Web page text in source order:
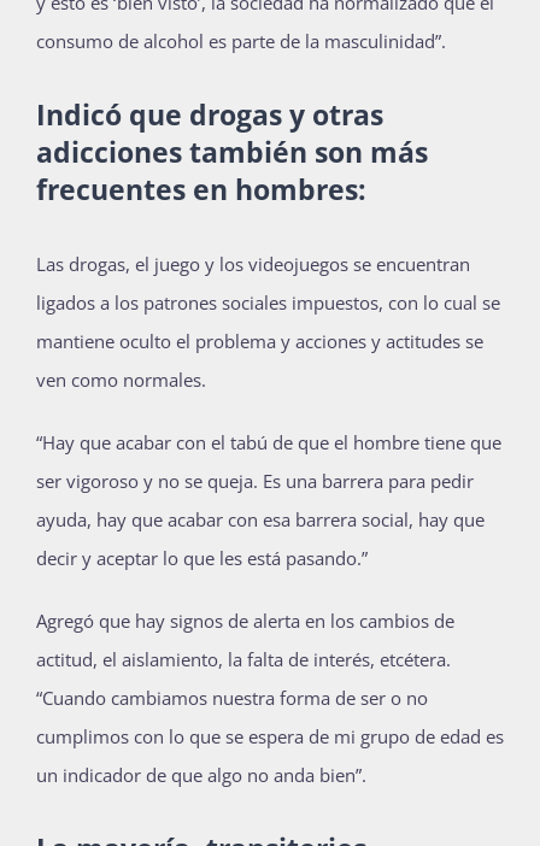
consumo de alcohol es parte de la masculinidad”.
Indicó que drogas y otras
adicciones también son más
frecuentes en hombres:
Las drogas, el juego y los videojuegos se encuentran
ligados a los patrones sociales impuestos, con lo cual se
mantiene oculto el problema y acciones y actitudes se
ven como normales.
“Hay que acabar con el tabú de que el hombre tiene que
ser vigoroso y no se queja. Es una barrera para pedir
ayuda, hay que acabar con esa barrera social, hay que
decir y aceptar lo que les está pasando.”
Agregó que hay signos de alerta en los cambios de
actitud, el aislamiento, la falta de interés, etcétera.
“Cuando cambiamos nuestra forma de ser o no
cumplimos con lo que se espera de mi grupo de edad es
un indicador de que algo no anda bien”.